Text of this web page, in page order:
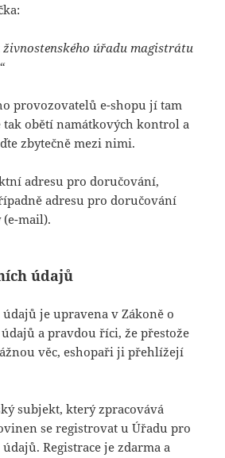
živnostenského úřadu magistrátu
provozovatelů e-shopu jí tam
tak obětí namátkových kontrol a
zbytečně mezi nimi.
adresu pro doručování,
adresu pro doručování
mail).
údajů
je upravena v Zákoně o
a pravdou říci, že přestože
věc, eshopaři ji přehlížejí
subjekt, který zpracovává
se registrovat u Úřadu pro
Registrace je zdarma a